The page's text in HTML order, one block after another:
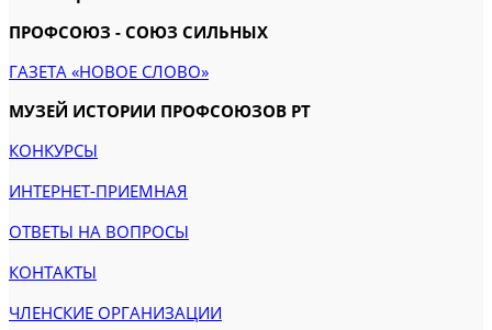
ПРОФСОЮЗ - СОЮЗ СИЛЬНЫХ
ГАЗЕТА «НОВОЕ СЛОВО»
МУЗЕЙ ИСТОРИИ ПРОФСОЮЗОВ РТ
КОНКУРСЫ
ИНТЕРНЕТ-ПРИЕМНАЯ
ОТВЕТЫ НА ВОПРОСЫ
КОНТАКТЫ
ЧЛЕНСКИЕ ОРГАНИЗАЦИИ